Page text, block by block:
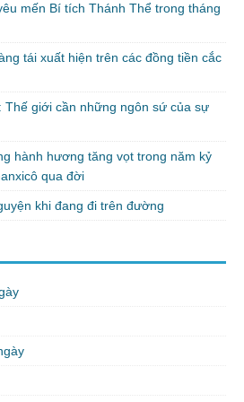
mến Bí tích Thánh Thể trong tháng
tái xuất hiện trên các đồng tiền cắc
Thế giới cần những ngôn sứ của sự
hành hương tăng vọt trong năm kỷ
qua đời
khi đang đi trên đường